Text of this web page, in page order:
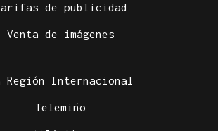
de publicidad
Venta de imágenes
Región Internacional
Telemiño